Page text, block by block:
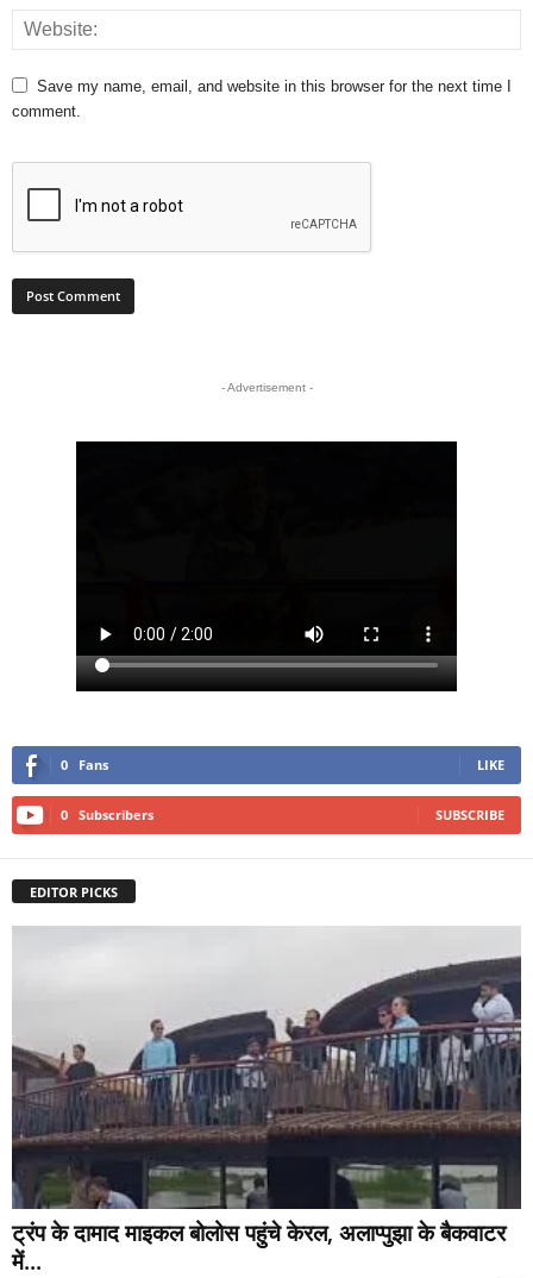
Save my name, email, and website in this browser for the next time I
comment.
- Advertisement -
0 Fans LIKE
0 Subscribers SUBSCRIBE
EDITOR PICKS
ट्रंप के दामाद माइकल बोलोस पहुंचे केरल, अलाप्पुझा के बैकवाटर
में...